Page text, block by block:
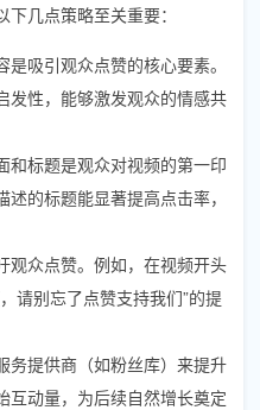
几点策略至关重要：
是吸引观众点赞的核心要素。
发性，能够激发观众的情感共
和标题是观众对视频的第一印
的标题能显著提高点击率，
观众点赞。例如，在视频开头
请别忘了点赞支持我们”的提
务提供商（如粉丝库）来提升
互动量，为后续自然增长奠定